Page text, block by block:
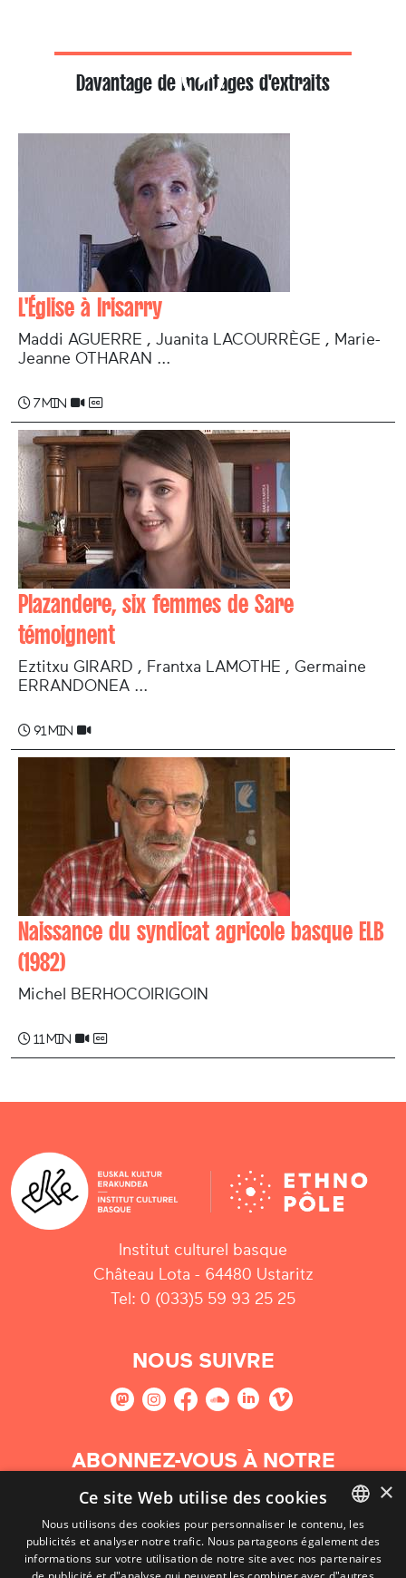
Davantage de montages d'extraits
L'Église à Irisarry
Maddi AGUERRE , Juanita LACOURRÈGE , Marie-
Jeanne OTHARAN ...
7 min
Plazandere, six femmes de Sare
témoignent
Eztitxu GIRARD , Frantxa LAMOTHE , Germaine
ERRANDONEA ...
91 min
Naissance du syndicat agricole basque ELB
(1982)
Michel BERHOCOIRIGOIN
11 min
Institut culturel basque
Château Lota - 64480 Ustaritz
Tel: 0 (033)5 59 93 25 25
NOUS SUIVRE
ABONNEZ-VOUS À NOTRE
NEWSLETTER
S'abonner
BASQUE
FRENCH
×
Ce site Web utilise des cookies
Nous utilisons des cookies pour personnaliser le contenu, les
publicités et analyser notre trafic. Nous partageons également des
informations sur votre utilisation de notre site avec nos partenaires